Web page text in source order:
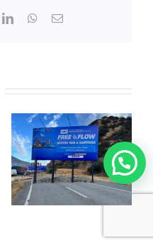
LinkedInWhatsApp
Correo
INSTALACIÓN
SEÑALÉTICAS EN
CORPORATIVO
DE RUTA DEL